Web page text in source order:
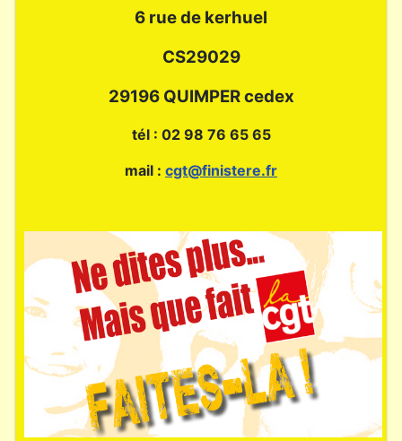
6 rue de kerhuel
CS29029
29196 QUIMPER cedex
tél : 02 98 76 65 65
mail : cgt@finistere.fr